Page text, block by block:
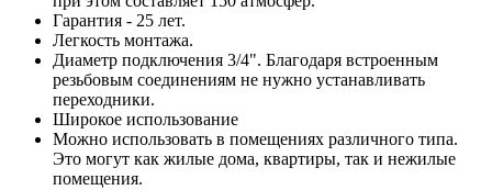
Гарантия - 25 лет.
Легкость монтажа.
Диаметр подключения 3/4". Благодаря встроенным
резьбовым соединениям не нужно устанавливать
переходники.
Широкое использование
Можно использовать в помещениях различного типа.
Это могут как жилые дома, квартиры, так и нежилые
помещения.